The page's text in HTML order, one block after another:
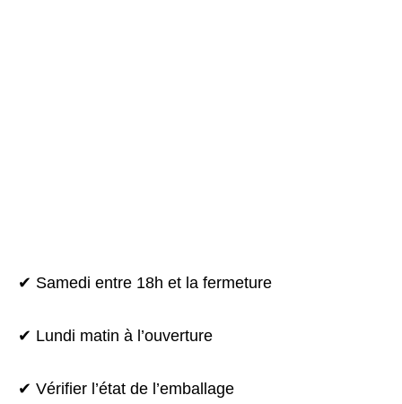
✔ Samedi entre 18h et la fermeture
✔ Lundi matin à l’ouverture
✔ Vérifier l’état de l’emballage